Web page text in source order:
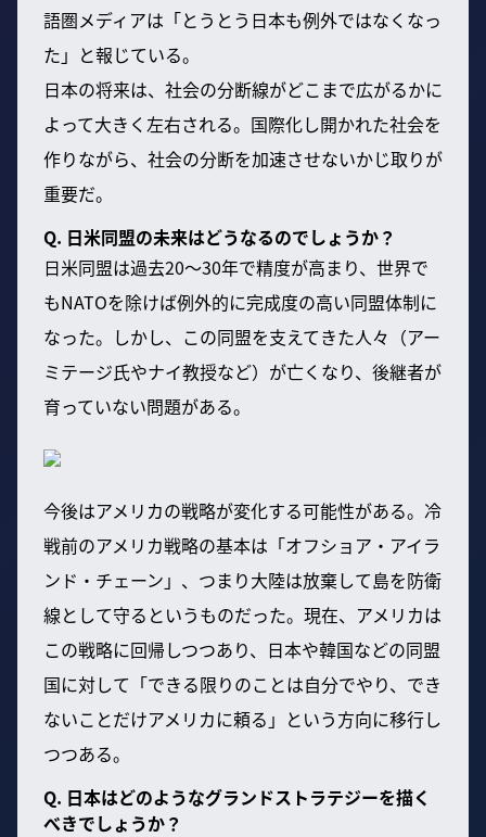
語圏メディアは「とうとう日本も例外ではなくなっ
た」と報じている。
日本の将来は、社会の分断線がどこまで広がるかに
よって大きく左右される。国際化し開かれた社会を
作りながら、社会の分断を加速させないかじ取りが
重要だ。
Q. 日米同盟の未来はどうなるのでしょうか？
日米同盟は過去20〜30年で精度が高まり、世界で
もNATOを除けば例外的に完成度の高い同盟体制に
なった。しかし、この同盟を支えてきた人々（アー
ミテージ氏やナイ教授など）が亡くなり、後継者が
育っていない問題がある。
今後はアメリカの戦略が変化する可能性がある。冷
戦前のアメリカ戦略の基本は「オフショア・アイラ
ンド・チェーン」、つまり大陸は放棄して島を防衛
線として守るというものだった。現在、アメリカは
この戦略に回帰しつつあり、日本や韓国などの同盟
国に対して「できる限りのことは自分でやり、でき
ないことだけアメリカに頼る」という方向に移行し
つつある。
Q. 日本はどのようなグランドストラテジーを描く
べきでしょうか？